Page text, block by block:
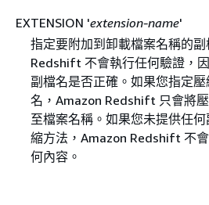
EXTENSION 'extension-name'
指定要附加到卸載檔案名稱的
Redshift 不會執行任何驗證，
副檔名是否正確。如果您指定
名，Amazon Redshift 只會將
至檔案名稱。如果您未提供任
縮方法，Amazon Redshift 不
何內容。